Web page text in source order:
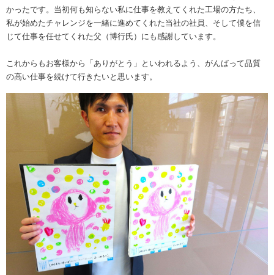
かったです。当初何も知らない私に仕事を教えてくれた工場の方たち、
私が始めたチャレンジを一緒に進めてくれた当社の社員、そして僕を信
じて仕事を任せてくれた父（博行氏）にも感謝しています。
これからもお客様から「ありがとう」といわれるよう、がんばって品質
の高い仕事を続けて行きたいと思います。